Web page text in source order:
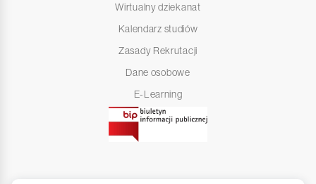
Wirtualny dziekanat
Kalendarz studiów
Zasady Rekrutacji
Dane osobowe
E-Learning